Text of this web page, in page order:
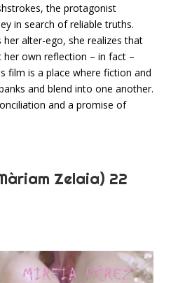
the protagonist
in search of reliable truths.
her alter-ego, she realizes that
own reflection – in fact –
film is a place where fiction and
and blend into one another.
and a promise of
Zelaia) 22